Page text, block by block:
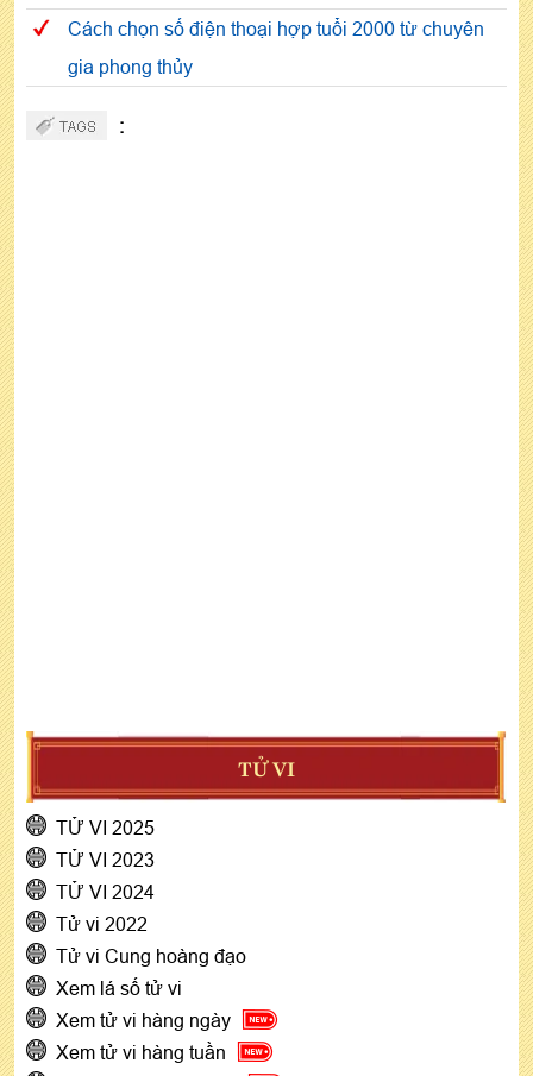
Cách chọn số điện thoại hợp tuổi 2000 từ chuyên
gia phong thủy
:
TỬ VI
TỬ VI 2025
TỬ VI 2023
TỬ VI 2024
Tử vi 2022
Tử vi Cung hoàng đạo
Xem lá số tử vi
Xem tử vi hàng ngày
Xem tử vi hàng tuần